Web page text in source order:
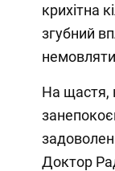
крихітна
згубний
На щастя,
Доктор